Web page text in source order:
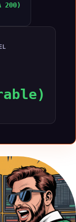
200)